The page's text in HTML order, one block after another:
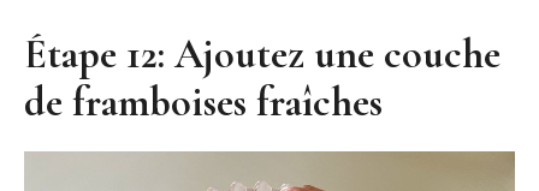
Étape 12: Ajoutez une couche
de framboises fraîches